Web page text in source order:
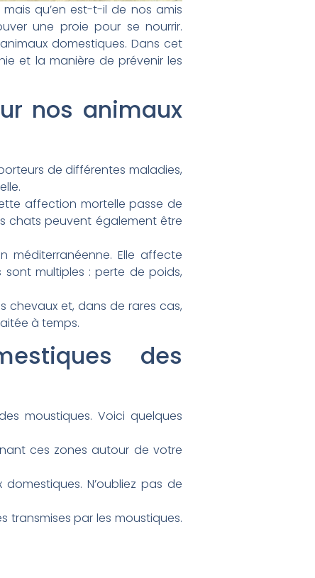
qu’en est-t-il de nos amis
une proie pour se nourrir.
domestiques. Dans cet
et la manière de prévenir les
nos animaux
de différentes maladies,
affection mortelle passe de
chats peuvent également être
méditerranéenne. Elle affecte
multiples : perte de poids,
chevaux et, dans de rares cas,
à temps.
des
moustiques. Voici quelques
ces zones autour de votre
N’oubliez pas de
par les moustiques.